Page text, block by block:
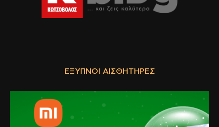
ΈΞΥΠΝΟΙ ΑΙΣΘΗΤΉΡΕΣ